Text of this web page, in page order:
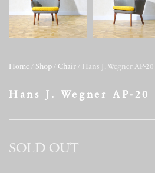
Home / Shop / Chair / Hans J. Wegner AP-
Hans J. Wegner AP-
SOLD OUT